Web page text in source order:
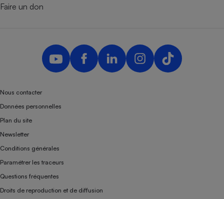
Faire un don
Nous contacter
Données personnelles
Plan du site
Newsletter
Conditions générales
Paramétrer les traceurs
Questions fréquentes
Droits de reproduction et de diffusion